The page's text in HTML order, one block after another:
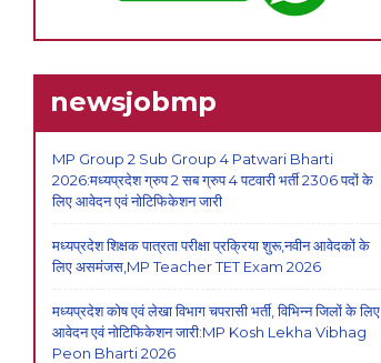
newsjobmp
MP Group 2 Sub Group 4 Patwari Bharti
2026:मध्यप्रदेश ग्रुप 2 सब ग्रुप 4 पटवारी भर्ती 2306 पदों के
लिए आवेदन एवं नोटिफिकेशन जारी
मध्यप्रदेश शिक्षक पात्रता परीक्षा प्रक्रिया शुरू,नवीन आवेदकों के
लिए असमंजस,MP Teacher TET Exam 2026
मध्यप्रदेश कोष एवं लेखा विभाग चपरासी भर्ती, विभिन्न जिलों के लिए
आवेदन एवं नोटिफिकेशन जारी:MP Kosh Lekha Vibhag
Peon Bharti 2026